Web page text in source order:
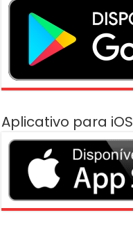
Aplicativo para iOS